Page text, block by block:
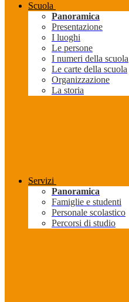
Scuola
Panoramica
Presentazione
I luoghi
Le persone
I numeri della scuola
Le carte della scuola
Organizzazione
La storia
Servizi
Panoramica
Famiglie e studenti
Personale scolastico
Percorsi di studio